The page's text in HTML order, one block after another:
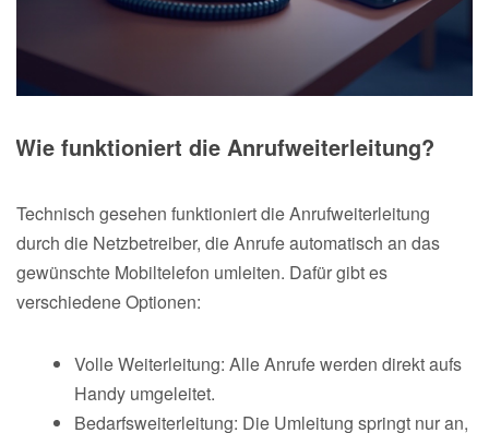
Wie funktioniert die Anrufweiterleitung?
Technisch gesehen funktioniert die Anrufweiterleitung
durch die Netzbetreiber, die Anrufe automatisch an das
gewünschte Mobiltelefon umleiten. Dafür gibt es
verschiedene Optionen:
Volle Weiterleitung: Alle Anrufe werden direkt aufs
Handy umgeleitet.
Bedarfsweiterleitung: Die Umleitung springt nur an,